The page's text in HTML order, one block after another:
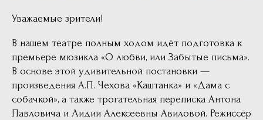
Уважаемые зрители!
В нашем театре полным ходом идёт подготовка к
премьере мюзикла «О любви, или Забытые письма».
В основе этой удивительной постановки —
произведения А.П. Чехова «Каштанка» и «Дама с
собачкой», а также трогательная переписка Антона
Павловича и Лидии Алексеевны Авиловой. Режиссёр